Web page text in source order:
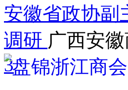
安徽省政协副
调研 广西安
3